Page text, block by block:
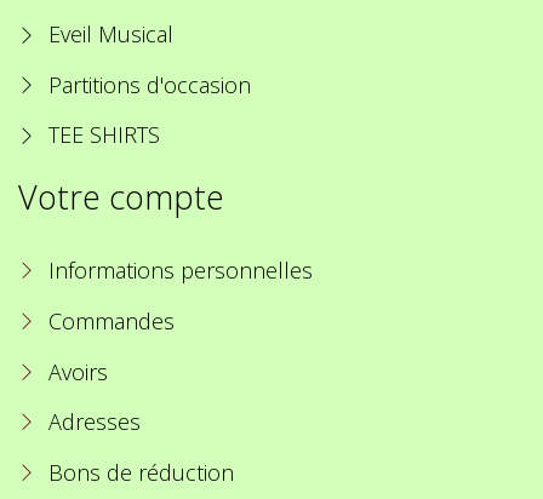
Eveil Musical
Partitions d'occasion
TEE SHIRTS
Votre compte
Informations personnelles
Commandes
Avoirs
Adresses
Bons de réduction